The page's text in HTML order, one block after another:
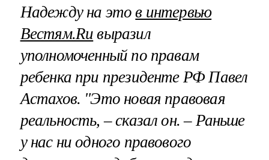
Надежду на этов интервью
Вестям.Ru выразил
уполномоченный по правам
ребенка при президенте РФ Павел
Астахов. "Это новая правовая
реальность, – сказал он. – Раньше
у нас ни одного правового